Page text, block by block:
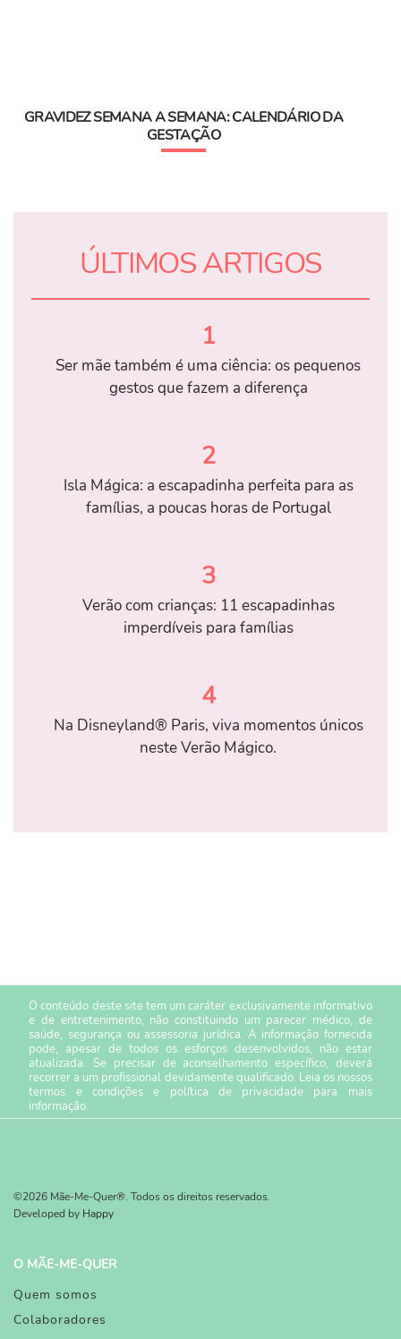
GRAVIDEZ SEMANA A SEMANA: CALENDÁRIO DA
GESTAÇÃO
ÚLTIMOS ARTIGOS
1
Ser mãe também é uma ciência: os pequenos
gestos que fazem a diferença
2
Isla Mágica: a escapadinha perfeita para as
famílias, a poucas horas de Portugal
3
Verão com crianças: 11 escapadinhas
imperdíveis para famílias
4
Na Disneyland® Paris, viva momentos únicos
neste Verão Mágico.
O conteúdo deste site tem um caráter exclusivamente informativo
e de entretenimento, não constituindo um parecer médico, de
saúde, segurança ou assessoria jurídica. A informação fornecida
pode, apesar de todos os esforços desenvolvidos, não estar
atualizada. Se precisar de aconselhamento específico, deverá
recorrer a um profissional devidamente qualificado. Leia os nossos
termos e condiçõese política de privacidade para mais
informação.
©2026 Mãe-Me-Quer®. Todos os direitos reservados.
Developed by Happy
O MÃE-ME-QUER
Quem somos
Colaboradores